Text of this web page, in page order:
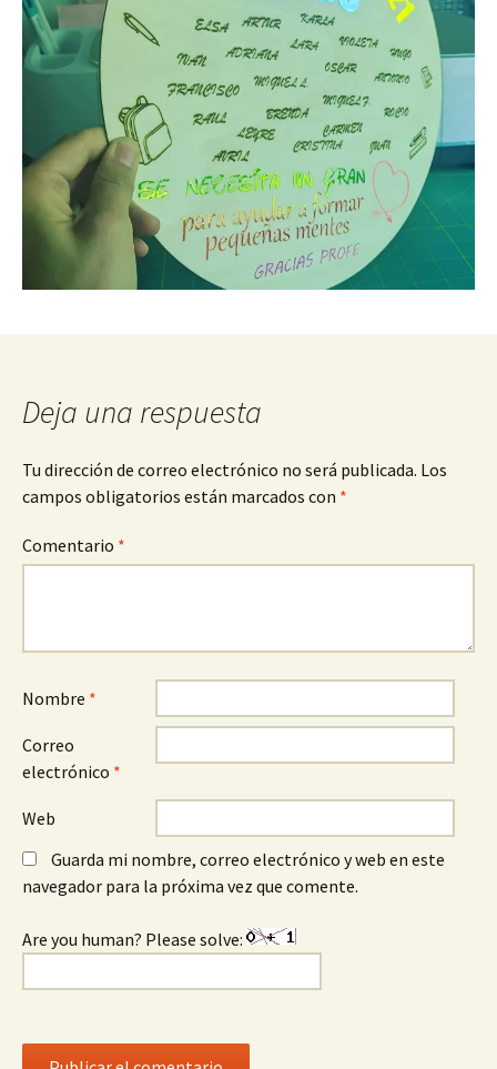
Deja una respuesta
Tu dirección de correo electrónico no será publicada. Los
campos obligatorios están marcados con *
Comentario *
Nombre *
Correo
electrónico *
Web
Guarda mi nombre, correo electrónico y web en este
navegador para la próxima vez que comente.
Are you human? Please solve: